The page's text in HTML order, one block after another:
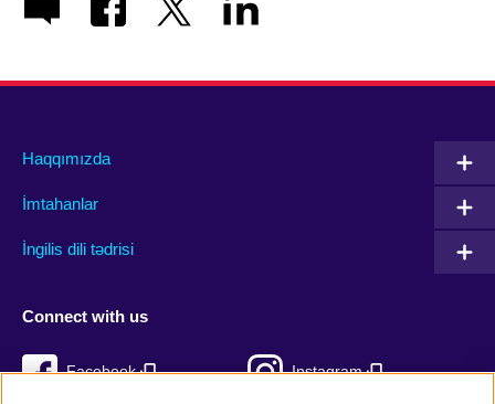
Haqqımızda
İmtahanlar
İngilis dili tədrisi
Connect with us
Facebook Instagram